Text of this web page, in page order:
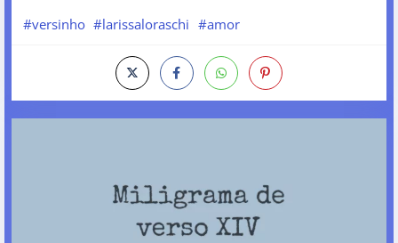
#versinho #larissaloraschi #amor